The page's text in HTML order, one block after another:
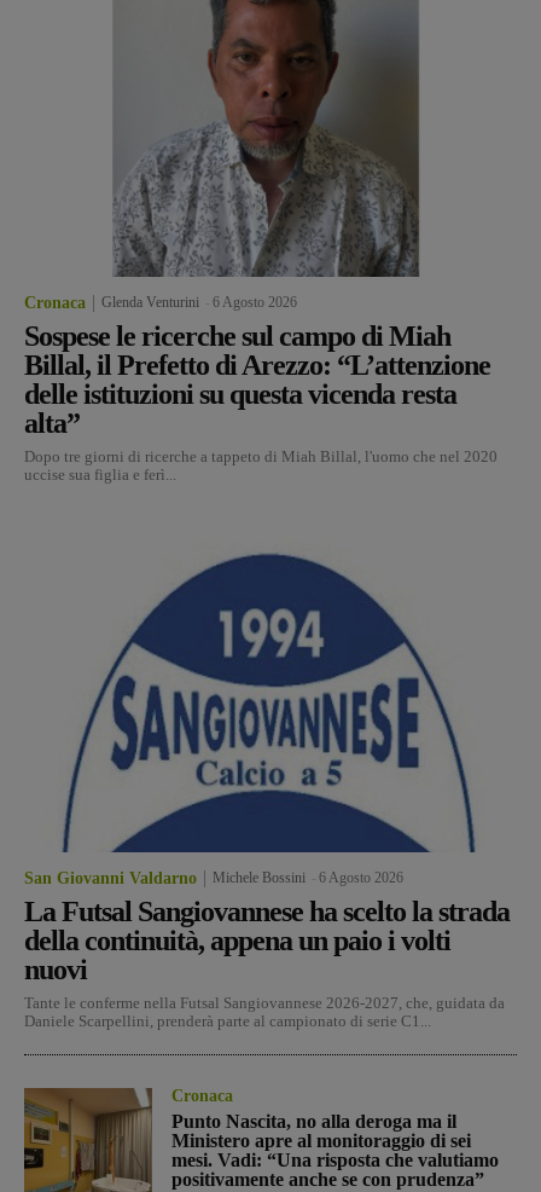
Cronaca Glenda Venturini 6 Agosto 2026
Sospese le ricerche sul campo di Miah
Billal, il Prefetto di Arezzo: “L’attenzione
delle istituzioni su questa vicenda resta
alta”
Dopo tre giorni di ricerche a tappeto di Miah Billal, l'uomo che nel 2020
uccise sua figlia e ferì...
San Giovanni Valdarno Michele Bossini 6 Agosto 2026
La Futsal Sangiovannese ha scelto la strada
della continuità, appena un paio i volti
nuovi
Tante le conferme nella Futsal Sangiovannese 2026-2027, che, guidata da
Daniele Scarpellini, prenderà parte al campionato di serie C1...
Cronaca
Punto Nascita, no alla deroga ma il
Ministero apre al monitoraggio di sei
mesi. Vadi: “Una risposta che valutiamo
positivamente anche se con prudenza”